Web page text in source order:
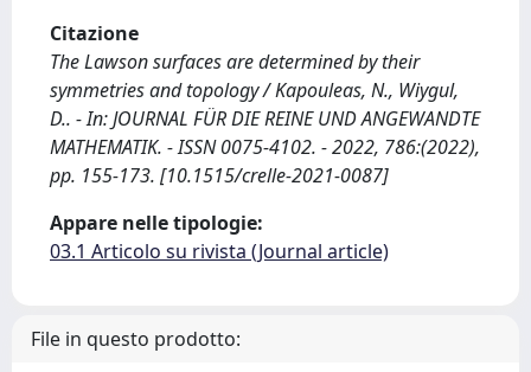
Citazione
The Lawson surfaces are determined by their
symmetries and topology / Kapouleas, N., Wiygul,
D.. - In: JOURNAL FÜR DIE REINE UND ANGEWANDTE
MATHEMATIK. - ISSN 0075-4102. - 2022, 786:(2022),
pp. 155-173. [10.1515/crelle-2021-0087]
Appare nelle tipologie:
03.1 Articolo su rivista (Journal article)
File in questo prodotto: